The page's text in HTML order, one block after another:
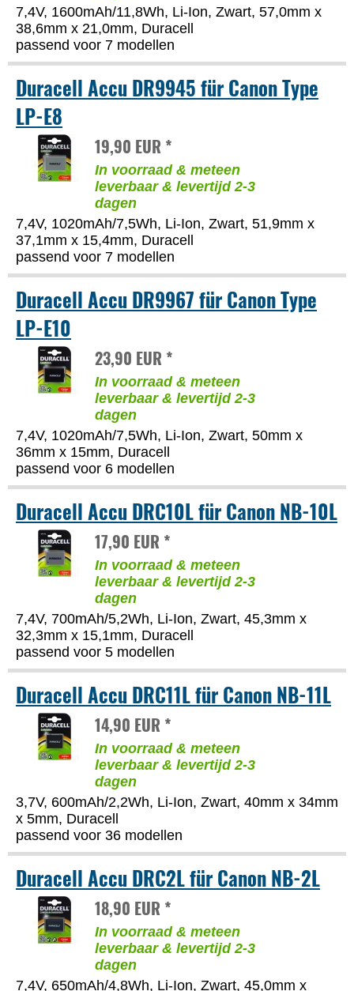
7,4V, 1600mAh/11,8Wh, Li-Ion, Zwart, 57,0mm x
38,6mm x 21,0mm, Duracell
passend voor 7 modellen
Duracell Accu DR9945 für Canon Type
LP-E8
19,90 EUR *
In voorraad & meteen
leverbaar & levertijd 2-3
dagen
7,4V, 1020mAh/7,5Wh, Li-Ion, Zwart, 51,9mm x
37,1mm x 15,4mm, Duracell
passend voor 7 modellen
Duracell Accu DR9967 für Canon Type
LP-E10
23,90 EUR *
In voorraad & meteen
leverbaar & levertijd 2-3
dagen
7,4V, 1020mAh/7,5Wh, Li-Ion, Zwart, 50mm x
36mm x 15mm, Duracell
passend voor 6 modellen
Duracell Accu DRC10L für Canon NB-10L
17,90 EUR *
In voorraad & meteen
leverbaar & levertijd 2-3
dagen
7,4V, 700mAh/5,2Wh, Li-Ion, Zwart, 45,3mm x
32,3mm x 15,1mm, Duracell
passend voor 5 modellen
Duracell Accu DRC11L für Canon NB-11L
14,90 EUR *
In voorraad & meteen
leverbaar & levertijd 2-3
dagen
3,7V, 600mAh/2,2Wh, Li-Ion, Zwart, 40mm x 34mm
x 5mm, Duracell
passend voor 36 modellen
Duracell Accu DRC2L für Canon NB-2L
18,90 EUR *
In voorraad & meteen
leverbaar & levertijd 2-3
dagen
7,4V, 650mAh/4,8Wh, Li-Ion, Zwart, 45,0mm x